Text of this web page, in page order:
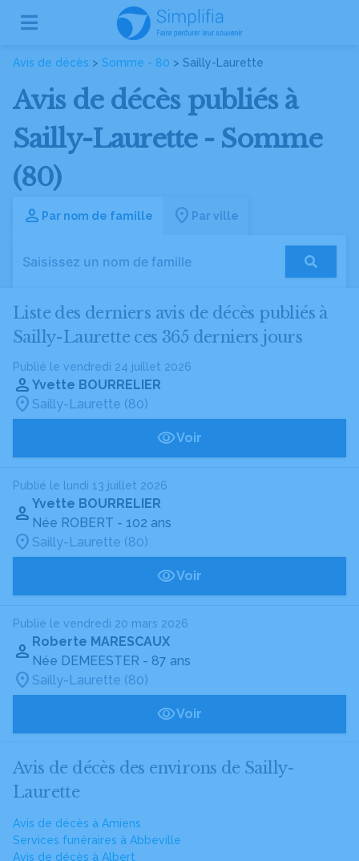
Avis de décès > Somme - 80 > Sailly-Laurette
Avis de décès publiés à
Sailly-Laurette - Somme
(80)
Par nom de famille Par ville
Liste des derniers avis de décès publiés à
Sailly-Laurette ces 365 derniers jours
Publié le vendredi 24 juillet 2026
Yvette BOURRELIER
Sailly-Laurette (80)
Voir
Publié le lundi 13 juillet 2026
Yvette BOURRELIER
Née ROBERT - 102 ans
Sailly-Laurette (80)
Voir
Publié le vendredi 20 mars 2026
Roberte MARESCAUX
Née DEMEESTER - 87 ans
Sailly-Laurette (80)
Voir
Avis de décès des environs de Sailly-
Laurette
Avis de décès à Amiens
Services funéraires à Abbeville
Avis de décès à Albert